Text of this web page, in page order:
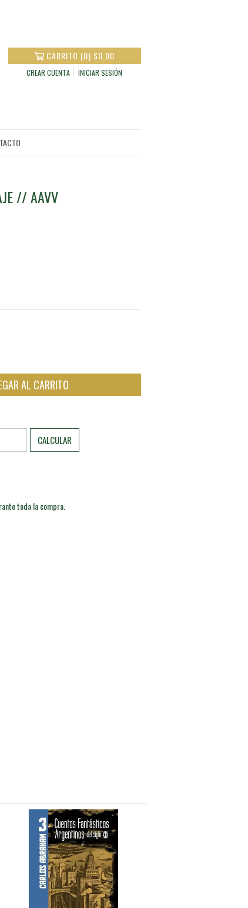
CARRITO (0) $0,00
CREAR CUENTA INICIAR SESIÓN
// AAVV
CALCULAR
toda la compra.